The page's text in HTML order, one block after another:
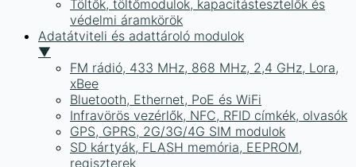
Töltők, töltőmodulok, kapacitástesztelők és
védelmi áramkörök
Adatátviteli és adattároló modulok
▼
FM rádió, 433 MHz, 868 MHz, 2,4 GHz, Lora,
xBee
Bluetooth, Ethernet, PoE és WiFi
Infravörös vezérlők, NFC, RFID címkék, olvasók
GPS, GPRS, 2G/3G/4G SIM modulok
SD kártyák, FLASH memória, EEPROM,
regiszterek